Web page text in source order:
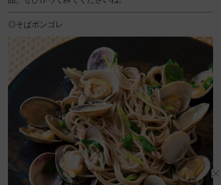
◎そばボンゴレ